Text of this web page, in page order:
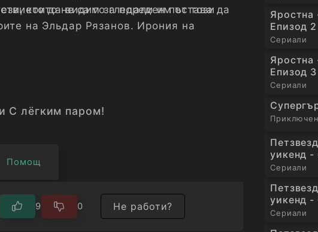
Яростна
Епизод 2
Сериали
Яростна
Епизод 3
Сериали
уикенд -
Епизод 1
Сериали
уикенд -
Епизод 3
Сериали
които не са го гледали им остава да
да видим за пореден път този
на Эльдар Рязанов. Ирония на
С лёгким паром!
Помощ
9 0 Не работи?